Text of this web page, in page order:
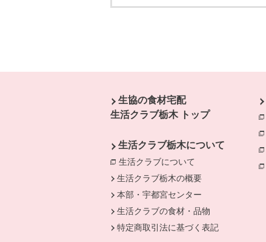
生協の食材宅配
生活クラブ栃木 トップ
生活クラブ栃木について
生活クラブについて
生活クラブ栃木の概要
本部・宇都宮センター
生活クラブの食材・品物
特定商取引法に基づく表記